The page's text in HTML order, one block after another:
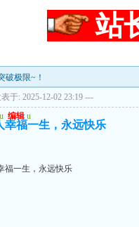
站
极限~！
于: 2025-12-02 23:19 ---
u 编辑 u
幸福一生，永远快乐
福一生，永远快乐